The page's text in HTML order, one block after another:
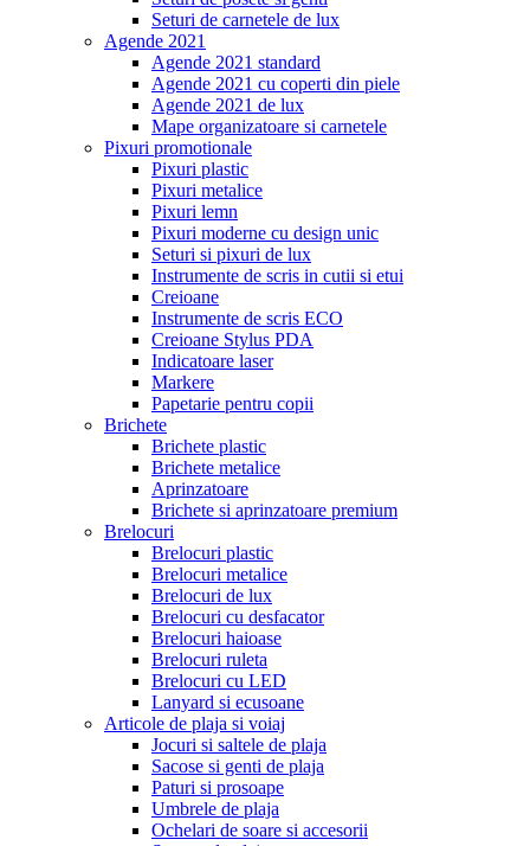
Seturi de carnetele de lux
Agende 2021
Agende 2021 standard
Agende 2021 cu coperti din piele
Agende 2021 de lux
Mape organizatoare si carnetele
Pixuri promotionale
Pixuri plastic
Pixuri metalice
Pixuri lemn
Pixuri moderne cu design unic
Seturi si pixuri de lux
Instrumente de scris in cutii si etui
Creioane
Instrumente de scris ECO
Creioane Stylus PDA
Indicatoare laser
Markere
Papetarie pentru copii
Brichete
Brichete plastic
Brichete metalice
Aprinzatoare
Brichete si aprinzatoare premium
Brelocuri
Brelocuri plastic
Brelocuri metalice
Brelocuri de lux
Brelocuri cu desfacator
Brelocuri haioase
Brelocuri ruleta
Brelocuri cu LED
Lanyard si ecusoane
Articole de plaja si voiaj
Jocuri si saltele de plaja
Sacose si genti de plaja
Paturi si prosoape
Umbrele de plaja
Ochelari de soare si accesorii